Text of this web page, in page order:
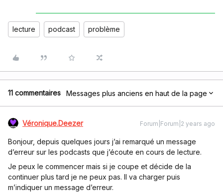
lecture podcast problème
11 commentaires Messages plus anciens en haut de la page
Véronique.Deezer Forum|Forum|2 years ago
Bonjour, depuis quelques jours j’ai remarqué un message
d’erreur sur les podcasts que j’écoute en cours de lecture.
Je peux le commencer mais si je coupe et décide de la
continuer plus tard je ne peux pas. Il va charger puis
m’indiquer un message d’erreur.